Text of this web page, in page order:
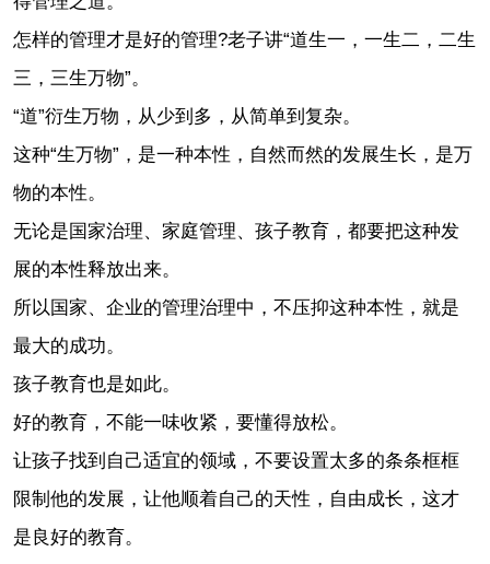
怎样的管理才是好的管理?老子讲“道生一，一生二，二生
三，三生万物”。
“道”衍生万物，从少到多，从简单到复杂。
这种“生万物”，是一种本性，自然而然的发展生长，是万
物的本性。
无论是国家治理、家庭管理、孩子教育，都要把这种发
展的本性释放出来。
所以国家、企业的管理治理中，不压抑这种本性，就是
最大的成功。
孩子教育也是如此。
好的教育，不能一味收紧，要懂得放松。
让孩子找到自己适宜的领域，不要设置太多的条条框框
限制他的发展，让他顺着自己的天性，自由成长，这才
是良好的教育。